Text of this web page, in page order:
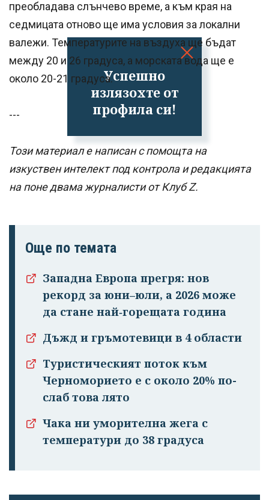
Успешно
излязохте от
профила си!
преобладава слънчево време, а към края на
седмицата отново ще има условия за локални
валежи. Температурите на въздуха ще бъдат
между 20 и 26 градуса, а морската вода ще е
около 20-21 градуса.
---
Този материал е написан с помощта на
изкуствен интелект под контрола и редакцията
на поне двама журналисти от Клуб Z.
Още по темата
Западна Европа прегря: нов
рекорд за юни–юли, а 2026 може
да стане най‑горещата година
Дъжд и гръмотевици в 4 области
Туристическият поток към
Черноморието е с около 20% по-
слаб това лято
Чака ни уморителна жега с
температури до 38 градуса